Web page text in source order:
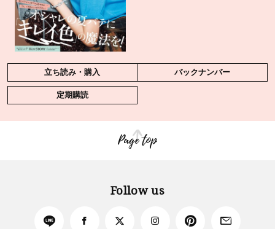
立ち読み・購入 バックナンバー
定期購読
Page top
Follow us